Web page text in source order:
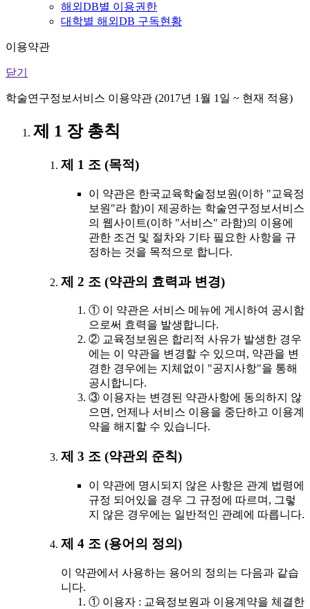
해외DB별 이용권한
대학별 해외DB 구독현황
이용약관
닫기
학술연구정보서비스 이용약관 (2017년 1월 1일 ~ 현재 적용)
제 1 장 총칙
제 1 조 (목적)
이 약관은 한국교육학술정보원(이하 "교육정
보원"라 함)이 제공하는 학술연구정보서비스
의 웹사이트(이하 "서비스" 라함)의 이용에
관한 조건 및 절차와 기타 필요한 사항을 규
정하는 것을 목적으로 합니다.
제 2 조 (약관의 효력과 변경)
① 이 약관은 서비스 메뉴에 게시하여 공시함
으로써 효력을 발생합니다.
② 교육정보원은 합리적 사유가 발생한 경우
에는 이 약관을 변경할 수 있으며, 약관을 변
경한 경우에는 지체없이 "공지사항"을 통해
공시합니다.
③ 이용자는 변경된 약관사항에 동의하지 않
으면, 언제나 서비스 이용을 중단하고 이용계
약을 해지할 수 있습니다.
제 3 조 (약관외 준칙)
이 약관에 명시되지 않은 사항은 관계 법령에
규정 되어있을 경우 그 규정에 따르며, 그렇
지 않은 경우에는 일반적인 관례에 따릅니다.
제 4 조 (용어의 정의)
이 약관에서 사용하는 용어의 정의는 다음과 같습
니다.
① 이용자 : 교육정보원과 이용계약을 체결한